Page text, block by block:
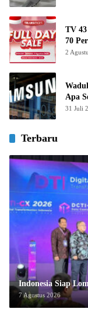
TV
70
2
Apa
31 Juli
Terbaru
Indonesia Siap
7 Agustus 2026